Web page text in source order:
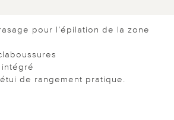
pour l’épilation de la zone
intégré
de rangement pratique.